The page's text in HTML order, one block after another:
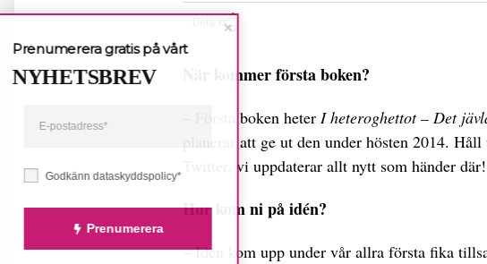
När kommer första boken?
– Första boken heter I heteroghettot – Det
planerar att ge ut den under hösten 2014.
Twitter, vi uppdaterar allt nytt som händer där!
Hur kom ni på idén?
– Idén kom upp under vår allra första fika
Godkänn dataskyddspolicy*
Prenumerera
Prenumerera gratis på vårt
NYHETSBREV